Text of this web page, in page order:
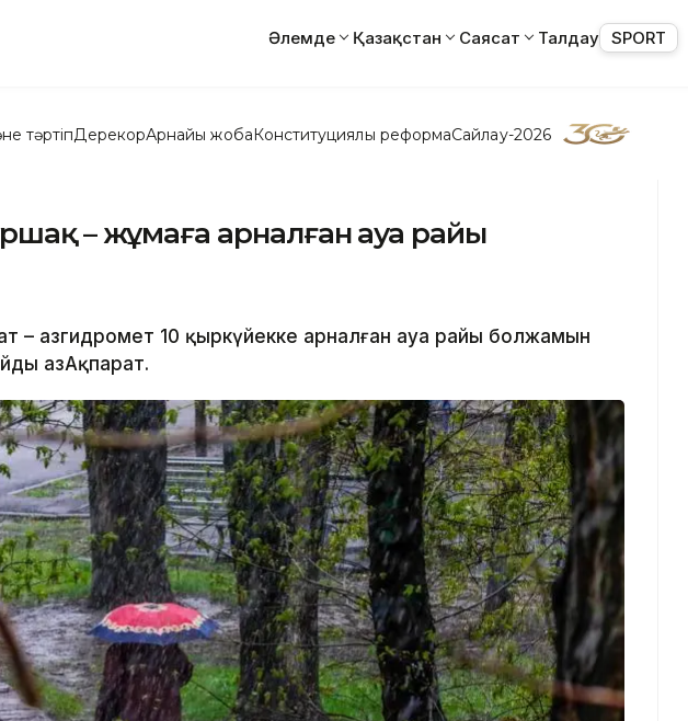
Әлемде Қазақстан Саясат Талдау SPORT
тәртіпДерекқорАрнайы жобаКонституциялық реформаСайлау-2026
– жұмаға арналған ауа райы
– Қазгидромет 10 қыркүйекке арналған ауа райы болжамын
ҚазАқпарат.